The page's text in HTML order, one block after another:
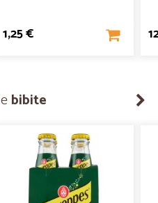
1,25 €
ebibite